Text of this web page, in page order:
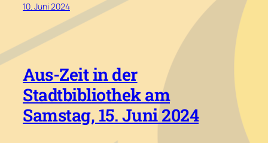
10. Juni 2024
Aus-Zeit in der
Stadtbibliothek am
Samstag, 15. Juni 2024